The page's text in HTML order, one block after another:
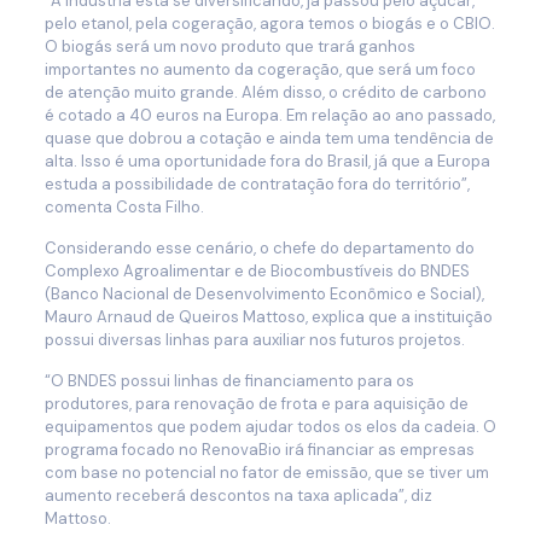
pelo etanol, pela cogeração, agora temos o biogás e o CBIO.
O biogás será um novo produto que trará ganhos
importantes no aumento da cogeração, que será um foco
de atenção muito grande. Além disso, o crédito de carbono
é cotado a 40 euros na Europa. Em relação ao ano passado,
quase que dobrou a cotação e ainda tem uma tendência de
alta. Isso é uma oportunidade fora do Brasil, já que a Europa
estuda a possibilidade de contratação fora do território”,
comenta Costa Filho.
Considerando esse cenário, o chefe do departamento do
Complexo Agroalimentar e de Biocombustíveis do BNDES
(Banco Nacional de Desenvolvimento Econômico e Social),
Mauro Arnaud de Queiros Mattoso, explica que a instituição
possui diversas linhas para auxiliar nos futuros projetos.
“O BNDES possui linhas de financiamento para os
produtores, para renovação de frota e para aquisição de
equipamentos que podem ajudar todos os elos da cadeia. O
programa focado no RenovaBio irá financiar as empresas
com base no potencial no fator de emissão, que se tiver um
aumento receberá descontos na taxa aplicada”, diz
Mattoso.